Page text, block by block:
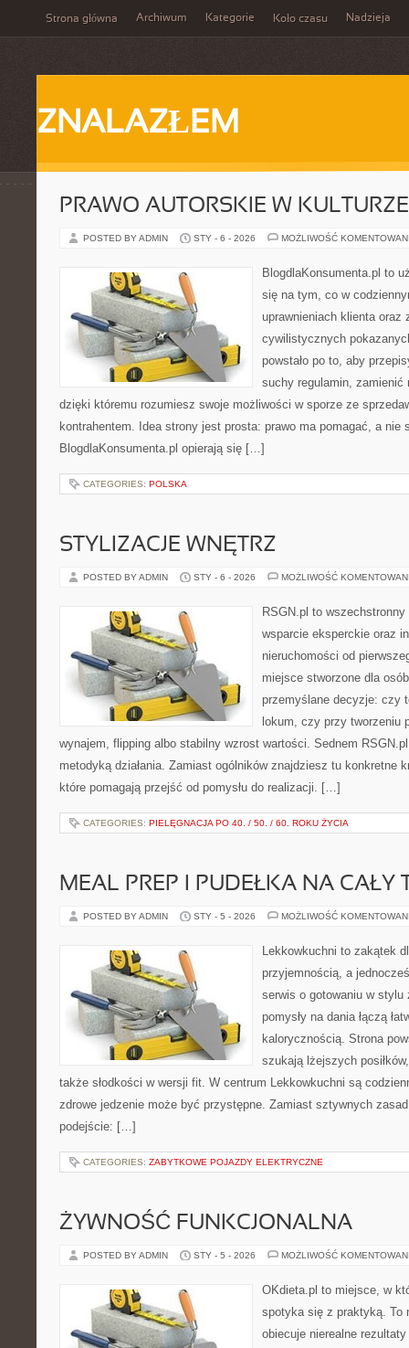
Strona główna Archiwum Kategorie Koło czasu Nadzieja
ZNALAZŁEM
PRAWO AUTORSKIE W
POSTED BY ADMIN STY - 6 - 2026 MOŻLIWOŚĆ
BlogdlaKonsumenta.pl to
się na tym, co w
uprawnieniach klienta oraz
cywilistycznych
powstało po to, aby
suchy regulamin,
dzięki któremu rozumiesz swoje możliwości w sporze ze
kontrahentem. Idea strony jest prosta: prawo ma pomagać, a nie
BlogdlaKonsumenta.pl opierają się […]
CATEGORIES: POLSKA
STYLIZACJE WNĘTRZ
POSTED BY ADMIN STY - 6 - 2026 MOŻLIWOŚĆ
RSGN.pl to
wsparcie eksperckie oraz
nieruchomości od
miejsce stworzone dla
przemyślane decyzje: czy
lokum, czy przy tworzeniu
wynajem, flipping albo stabilny wzrost wartości. Sednem
metodyką działania. Zamiast ogólników znajdziesz tu konkretne
które pomagają przejść od pomysłu do realizacji. […]
CATEGORIES: PIELĘGNACJA PO 40. / 50. / 60. ROKU ŻYCIA
MEAL PREP I PUDEŁKA NA CAŁY
POSTED BY ADMIN STY - 5 - 2026 MOŻLIWOŚĆ
Lekkowkuchni to zakątek
przyjemnością, a
serwis o gotowaniu w stylu
pomysły na dania łączą
kalorycznością. Strona
szukają lżejszych
także słodkości w wersji fit. W centrum Lekkowkuchni są
zdrowe jedzenie może być przystępne. Zamiast sztywnych
podejście: […]
CATEGORIES: ZABYTKOWE POJAZDY ELEKTRYCZNE
ŻYWNOŚĆ FUNKCJONALNA
POSTED BY ADMIN STY - 5 - 2026 MOŻLIWOŚĆ
OKdieta.pl to miejsce, w
spotyka się z praktyką. To
obiecuje nierealne